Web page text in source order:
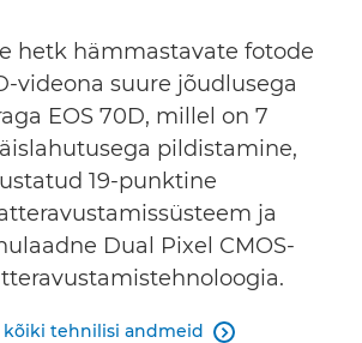
hetk hämmastavate fotode
videona suure jõudlusega
EOS 70D, millel on 7
pildistamine,
19-punktine
ja
Dual Pixel CMOS-
kõiki tehnilisi andmeid 